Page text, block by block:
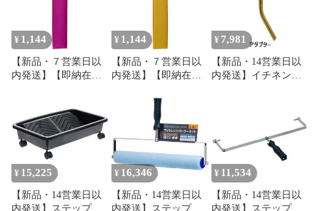
¥ 1,144
【新品・７営業日以
内発送】【即納在庫
プ 薄手タイプ レッド
GTUR OH レッド グ
リップテープ 薄手タ
イプ レッド薄手タイ
プ 4963360151118 ハ
ンマー OHグリップテ
ープ 薄手【沖縄離島
¥ 1,144
【新品・７営業日以
内発送】【即納在庫
GTU-O グリップテー
プ 薄手タイプ オレン
ジ GTUO OH オレン
ジ グリップテープ 薄
手タイプ オレンジ薄
手タイプ
4963360151026 ハン
マー OHグリップテー
¥ 7,981
【新品・14営業日以
内発送】イチネンケ
NX912【沖縄離島販
売不可】
¥ 15,225
【新品・14営業日以
内発送】ステップ
¥ 16,346
【新品・14営業日以
内発送】ステップ
¥ 11,534
【新品・14営業日以
内発送】ステップ